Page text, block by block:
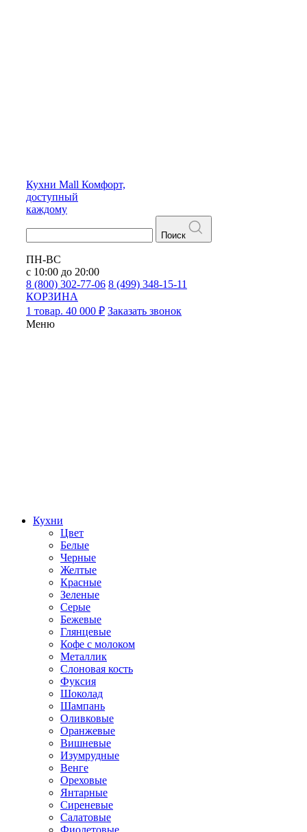
Кухни Mall Комфорт,
доступный
каждому
Поиск
ПН-ВС
с 10:00 до 20:00
8 (800) 302-77-06 8 (499) 348-15-11
КОРЗИНА
1 товар. 40 000 ₽ Заказать звонок
Меню
Кухни
Цвет
Белые
Черные
Желтые
Красные
Зеленые
Серые
Бежевые
Глянцевые
Кофе с молоком
Металлик
Слоновая кость
Фуксия
Шоколад
Шампань
Оливковые
Оранжевые
Вишневые
Изумрудные
Венге
Ореховые
Янтарные
Сиреневые
Салатовые
Фиолетовые